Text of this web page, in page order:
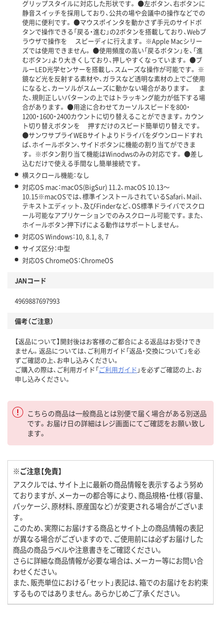
グリップスタイルに対応した形状です。 ●左ボタン、右ボタンに
静音スイッチを採用しており、公共の場や会議中の操作などでの
使用に便利です。 ●マウスポインタを動かさず手元のサイドボ
タンで操作できる「戻る・進む」の2ボタンを搭載しており、Webブ
ラウザで操作を スピーディに行えます。 ※Apple Macシリー
ズでは使用できません。 ●使用頻度の高い「戻るボタン」を、「進
むボタン」より大きくしており、押しやすくなっています。 ●ブ
ルーLED光学センサーを搭載し、スムーズな操作が可能です。 ※
鏡など光を反射する素材や、ガラスなど透明な素材の上でご使用
になると、カーソルがスムーズに動かない場合があります。 ま
た、規則正しいパターンの上ではトラッキング能力が低下する場
合があります。 ●用途に合わせてカーソルスピードを800・
1200・1600・2400カウントに切り替えることができます。カウン
ト切り替えボタンを 押すだけのスピード簡単切り替えです。
●サンワサプライWEBサイトよりドライバをダウンロードすれ
ば、ホイールボタン、サイドボタンに機能の割り当てができま
す。 ※ボタン割り当て機能はWinodwsのみの対応です。 ●差し
込むだけで使える手間なし簡単接続です。
横スクロール機能：なし
対応OS mac：macOS(BigSur) 11.2、macOS 10.13～
10.15※macOSでは、標準インストールされているSafari、Mail、
テキストエディット、及びFinderなど、OS標準ドライバでスクロ
ール可能なアプリケーションでのみスクロール可能です。また、
ホイールボタン押下げによる動作はサポートしません。
対応OS Windows：10, 8.1, 8, 7
サイズ区分：中型
対応OS ChromeOS：ChromeOS
JANコード
4969887697993
備考（ご注意）
【返品について】開封後はお客様のご都合による返品はお受けでき
ません。返品については、ご利用ガイド「返品・交換について」を必
ずご確認の上、お申し込みください。
ご購入の際は、ご利用ガイド「ご利用ガイド 」を必ずご確認の上、お
申し込みください。
こちらの商品は一般商品とは別便で届く場合がある別送品
です。お届け日の詳細はレジ画面にてご確認をお願い致し
ます。
※ご注意【免責】
アスクルでは、サイト上に最新の商品情報を表示するよう努め
ておりますが、メーカーの都合等により、商品規格・仕様（容量、
パッケージ、原材料、原産国など）が変更される場合がございま
す。
このため、実際にお届けする商品とサイト上の商品情報の表記
が異なる場合がございますので、ご使用前には必ずお届けした
商品の商品ラベルや注意書きをご確認ください。
さらに詳細な商品情報が必要な場合は、メーカー等にお問い合
わせください。
また、販売単位における「セット」表記は、箱でのお届けをお約束
するものではありません。あらかじめご了承ください。